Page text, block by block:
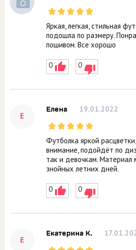
Яркая, легкая, стильная
подошла по размеру.
пошивом. Все хорошо
0 0
Е
Елена 19.01.2022
Футболка яркой
внимание, подойдёт по
так и девочкам. Материал
знойных летних дней.
0 0
Е
Екатерина К.